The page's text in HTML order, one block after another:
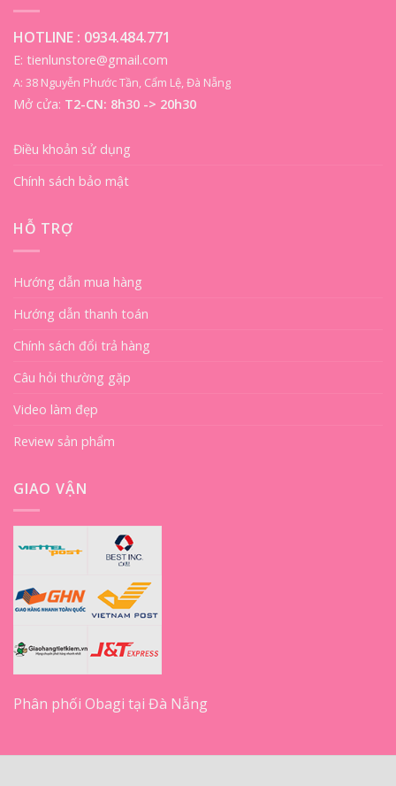
HOTLINE : 0934.484.771
E: tienlunstore@gmail.com
A: 38 Nguyễn Phước Tần, Cẩm Lệ, Đà Nẵng
Mở cửa: T2-CN: 8h30 -> 20h30
Điều khoản sử dụng
Chính sách bảo mật
HỖ TRỢ
Hướng dẫn mua hàng
Hướng dẫn thanh toán
Chính sách đổi trả hàng
Câu hỏi thường gặp
Video làm đẹp
Review sản phẩm
GIAO VẬN
Phân phối Obagi tại Đà Nẵng